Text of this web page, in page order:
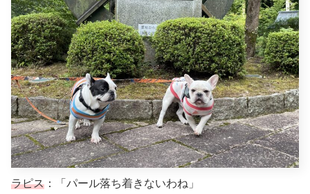
ラピス ：「パール落ち着きないわね」